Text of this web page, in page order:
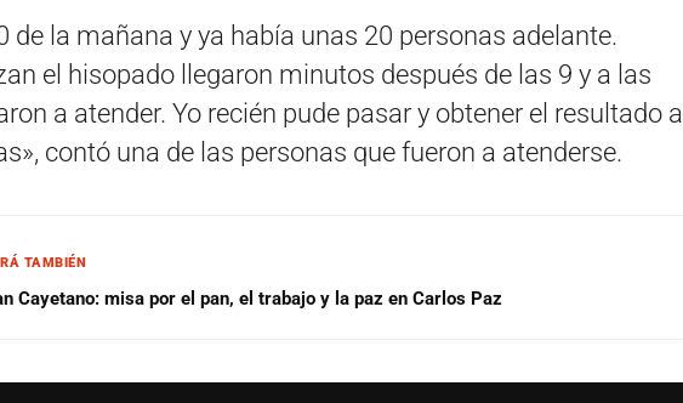
de la mañana y ya había unas 20 personas adelante.
el hisopado llegaron minutos después de las 9 y a las
a atender. Yo recién pude pasar y obtener el resultado a
contó una de las personas que fueron a atenderse.
TAMBIÉN
Cayetano: misa por el pan, el trabajo y la paz en Carlos Paz